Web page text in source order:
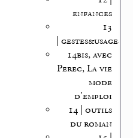
enfances
13
| gestes&usages
14bis, avec
Perec, La vie
mode
d’emploi
14 | outils
du roman